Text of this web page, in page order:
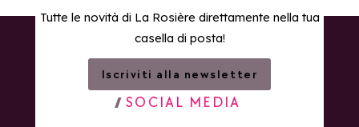
Tutte le novità di La Rosière direttamente nella tua
casella di posta!
Iscriviti alla newsletter
SOCIAL MEDIA